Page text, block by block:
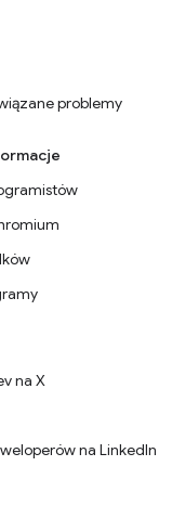
problemy
na X
na LinkedIn